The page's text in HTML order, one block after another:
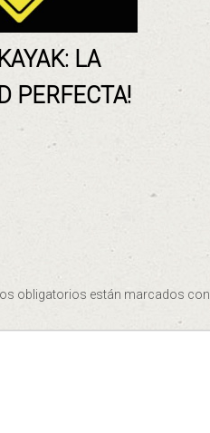
LA
PERFECTA!
obligatorios están marcados con